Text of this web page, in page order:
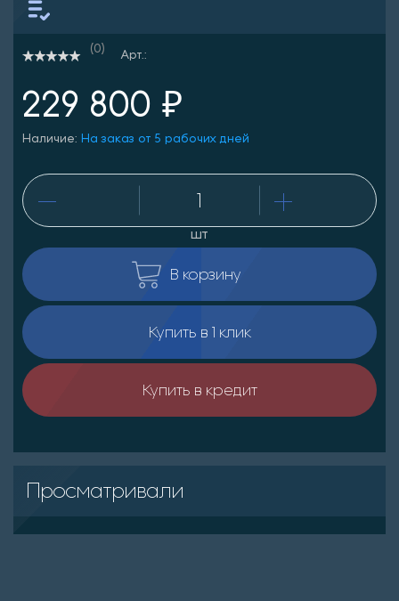
(0)
Арт.:
229 800 ₽
Наличие: На заказ от 5 рабочих дней
шт
В корзину
Купить в 1 клик
Купить в кредит
Просматривали